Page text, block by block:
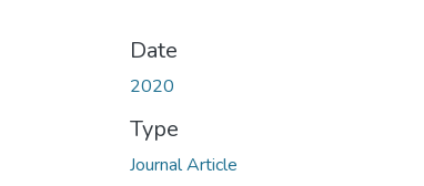
Date
2020
Type
Journal Article